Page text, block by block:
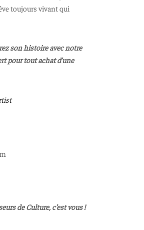
toujours vivant qui
son histoire avec notre
pour tout achat d’une
de Culture, c’est vous !